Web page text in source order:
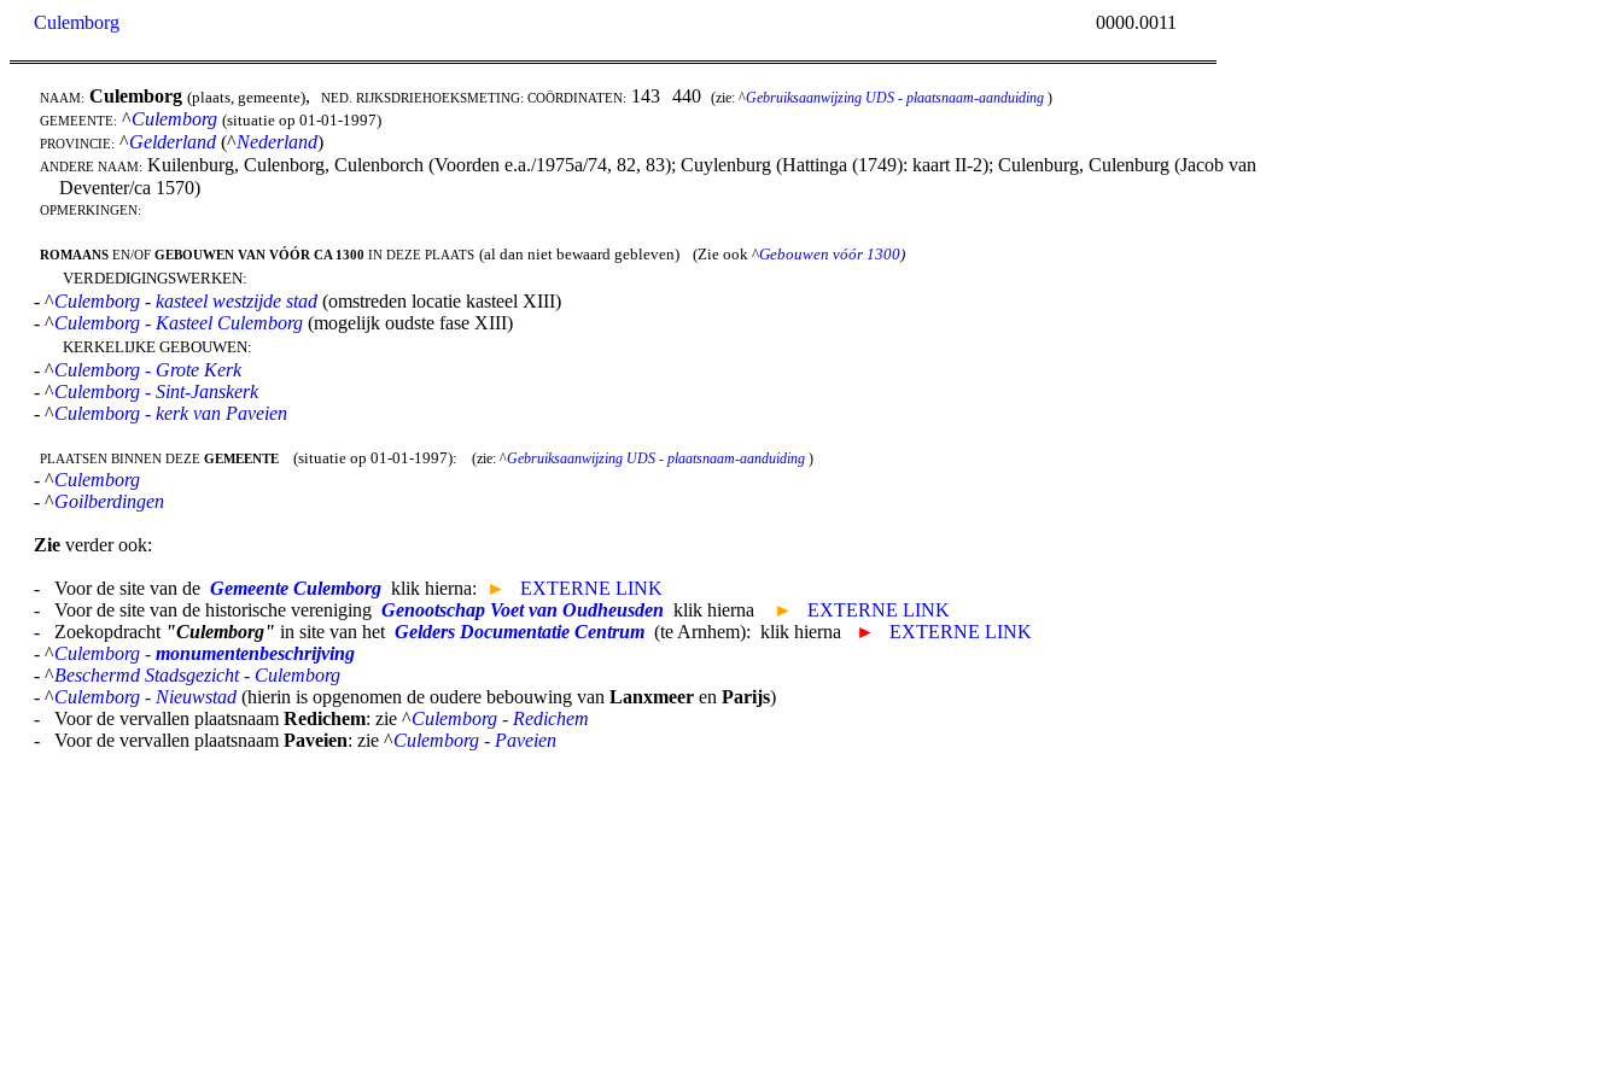
Culemborg 0000.0011
NAAM: Culemborg (plaats, gemeente), NED. RIJKSDRIEHOEKSMETING: COÖRDINATEN: 143 440 (zie: ^Gebruiksaanwijzing UDS - plaatsnaam-aanduiding )
GEMEENTE: ^Culemborg (situatie op 01-01-1997)
PROVINCIE: ^Gelderland (^Nederland)
ANDERE NAAM: Kuilenburg, Culenborg, Culenborch (Voorden e.a./1975a/74, 82, 83); Cuylenburg (Hattinga (1749): kaart II-2); Culenburg, Culenburg (Jacob van
Deventer/ca 1570)
OPMERKINGEN:
ROMAANS EN/OF GEBOUWEN VAN VÓÓR CA 1300 IN DEZE PLAATS (al dan niet bewaard gebleven) (Zie ook ^Gebouwen vóór 1300)
VERDEDIGINGSWERKEN:
- ^Culemborg - kasteel westzijde stad (omstreden locatie kasteel XIII)
- ^Culemborg - Kasteel Culemborg (mogelijk oudste fase XIII)
KERKELIJKE GEBOUWEN:
- ^Culemborg - Grote Kerk
- ^Culemborg - Sint-Janskerk
- ^Culemborg - kerk van Paveien
PLAATSEN BINNEN DEZE GEMEENTE (situatie op 01-01-1997): (zie: ^Gebruiksaanwijzing UDS - plaatsnaam-aanduiding )
- ^Culemborg
- ^Goilberdingen
Zie verder ook:
- Voor de site van de Gemeente Culemborg klik hierna: ►
EXTERNE LINK
- Voor de site van de historische vereniging Genootschap Voet van Oudheusden klik hierna ►
EXTERNE LINK
- Zoekopdracht "Culemborg" in site van het Gelders Documentatie Centrum (te Arnhem): klik hierna ►
EXTERNE LINK
- ^Culemborg - monumentenbeschrijving
- ^Beschermd Stadsgezicht - Culemborg
- ^Culemborg - Nieuwstad (hierin is opgenomen de oudere bebouwing van Lanxmeer en Parijs)
- Voor de vervallen plaatsnaam Redichem: zie ^Culemborg - Redichem
- Voor de vervallen plaatsnaam Paveien: zie ^Culemborg - Paveien